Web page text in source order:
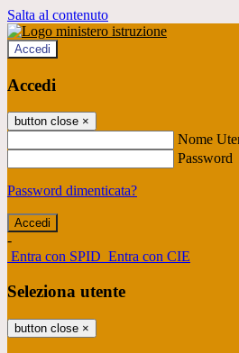
Salta al contenuto
Accedi
Accedi
button close ×
Nome
Password
Password dimenticata?
-
Entra con SPID Entra con CIE
Seleziona utente
button close ×